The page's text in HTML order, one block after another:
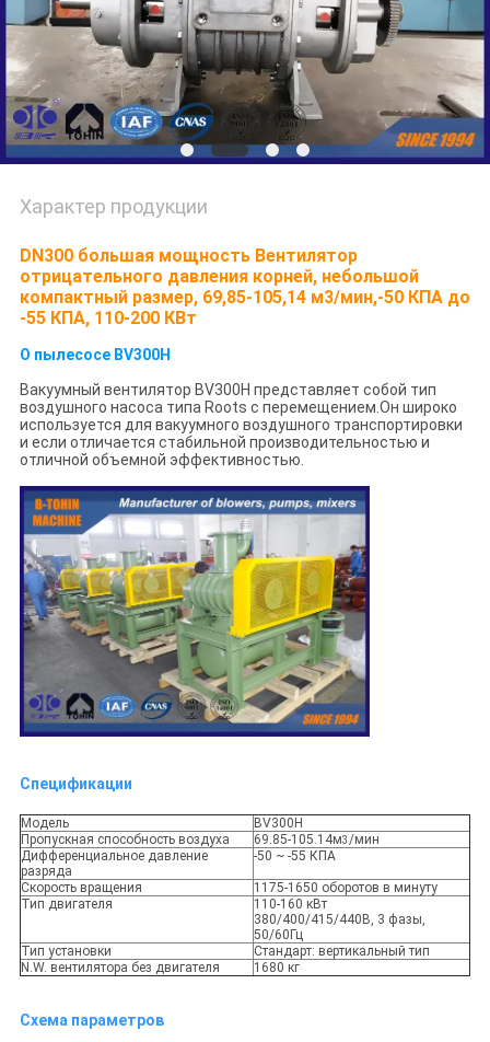
Характер продукции
DN300 большая мощность Вентилятор
отрицательного давления корней, небольшой
компактный размер, 69,85-105,14 м3/мин,-50 КПА до
-55 КПА, 110-200 КВт
О пылесосе BV300H
Вакуумный вентилятор BV300H представляет собой тип
воздушного насоса типа Roots с перемещением.Он широко
используется для вакуумного воздушного транспортировки
и если отличается стабильной производительностью и
отличной объемной эффективностью.
Спецификации
Модель
BV300H
Пропускная способность воздуха
69.85-105.14м3 /мин
Дифференциальное давление
разряда
-50 ~ -55 КПА
Скорость вращения
1175-1650 оборотов в минуту
Тип двигателя
110-160 кВт
380/400/415/440В, 3 фазы,
50/60Гц
Тип установки
Стандарт: вертикальный тип
N.W. вентилятора без двигателя
1680 кг
Схема параметров